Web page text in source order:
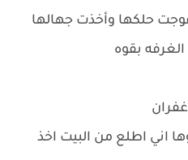
حلكها وأخذت جهالها
بقوه
اني اطلع من البيت اخذ